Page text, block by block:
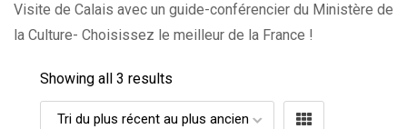
Visite de Calais avec un guide-conférencier du Ministère de
la Culture- Choisissez le meilleur de la France !
Showing all 3 results